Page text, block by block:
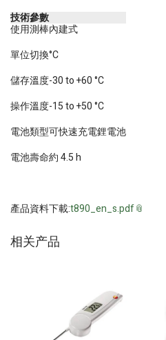
技術參數
使用測棒內建式
單位切換°C
儲存溫度-30 to +60 °C
操作溫度-15 to +50 °C
電池類型可快速充電鋰電池
電池壽命約 4.5 h
產品資料下載:t890_en_s.pdf
相关产品